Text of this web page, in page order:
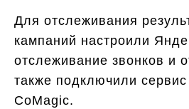
Для отслеживания
кампаний настроили
отслеживание звонков и
также подключили сервис
CoMagic.